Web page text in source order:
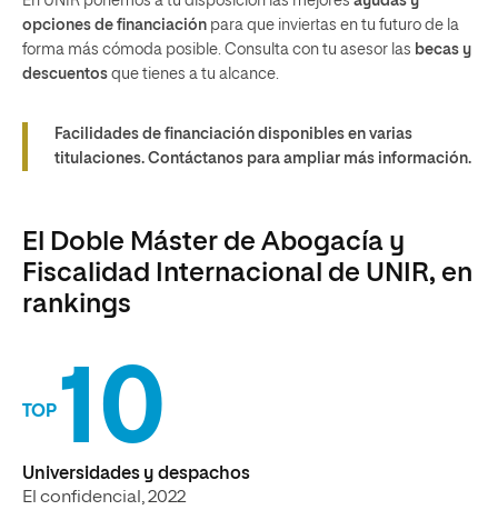
opciones de financiación para que inviertas en tu futuro de la
forma más cómoda posible. Consulta con tu asesor las becas y
descuentos que tienes a tu alcance.
Facilidades de financiación disponibles en varias
titulaciones. Contáctanos para ampliar más información.
El Doble Máster de Abogacía y
Fiscalidad Internacional de UNIR, en
rankings
TOP 10
Universidades y despachos
El confidencial, 2022